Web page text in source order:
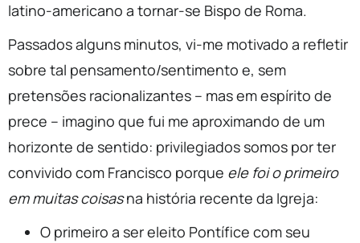
latino-americano a tornar-se Bispo de Roma.
Passados alguns minutos, vi-me motivado a refletir
sobre tal pensamento/sentimento e, sem
pretensões racionalizantes – mas em espírito de
prece – imagino que fui me aproximando de um
horizonte de sentido: privilegiados somos por ter
convivido com Francisco porque ele foi o primeiro
em muitas coisasna história recente da Igreja:
O primeiro a ser eleito Pontífice com seu